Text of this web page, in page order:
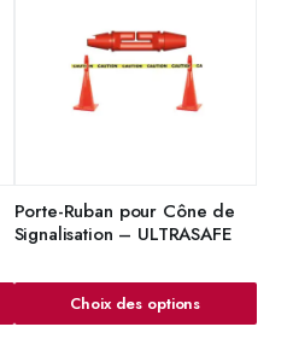
Porte-Ruban pour Cône de
Signalisation – ULTRASAFE
Choix des options